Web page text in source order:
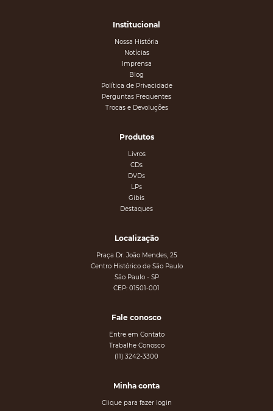
Institucional
Nossa História
Notícias
Imprensa
Blog
Política de Privacidade
Perguntas Frequentes
Trocas e Devoluções
Produtos
Livros
CDs
DVDs
LPs
Gibis
Destaques
Localização
Praça Dr. João Mendes, 25
Centro Histórico de São Paulo
São Paulo - SP
CEP: 01501-001
Fale conosco
Entre em Contato
Trabalhe Conosco
(11) 3242-3300
Minha conta
Clique para fazer login